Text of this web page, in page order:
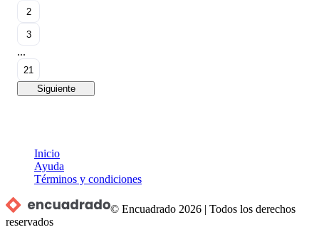
2
3
...
21
Siguiente
Inicio
Ayuda
Términos y condiciones
© Encuadrado 2026 |Todos los derechos
reservados